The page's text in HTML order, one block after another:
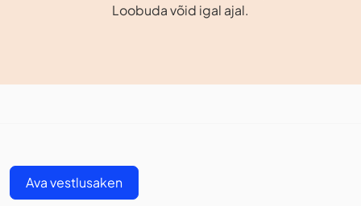
Loobuda võid igal ajal.
Ava vestlusaken